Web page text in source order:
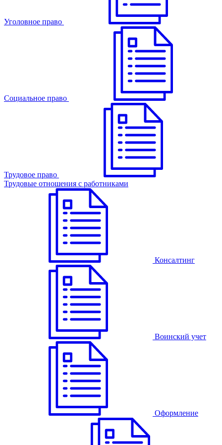
Уголовное право
Cоциальное право
Трудовое право
Трудовые отношения с работниками
Консалтинг
Воинский учет
Оформление